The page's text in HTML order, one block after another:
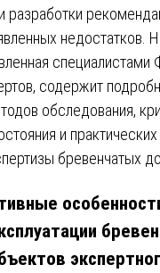
разработки
недостатков.
содержит
обследования,
и
бревенчатых